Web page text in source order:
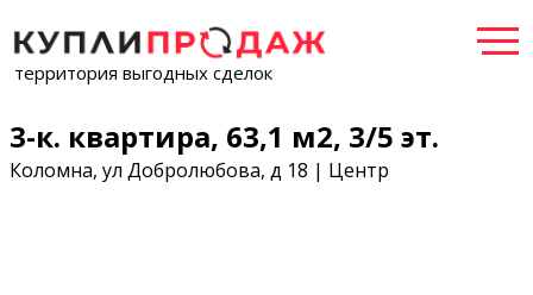
территория выгодных сделок
3-к. квартира, 63,1 м2, 3/5 эт.
Коломна, ул Добролюбова, д 18 | Центр